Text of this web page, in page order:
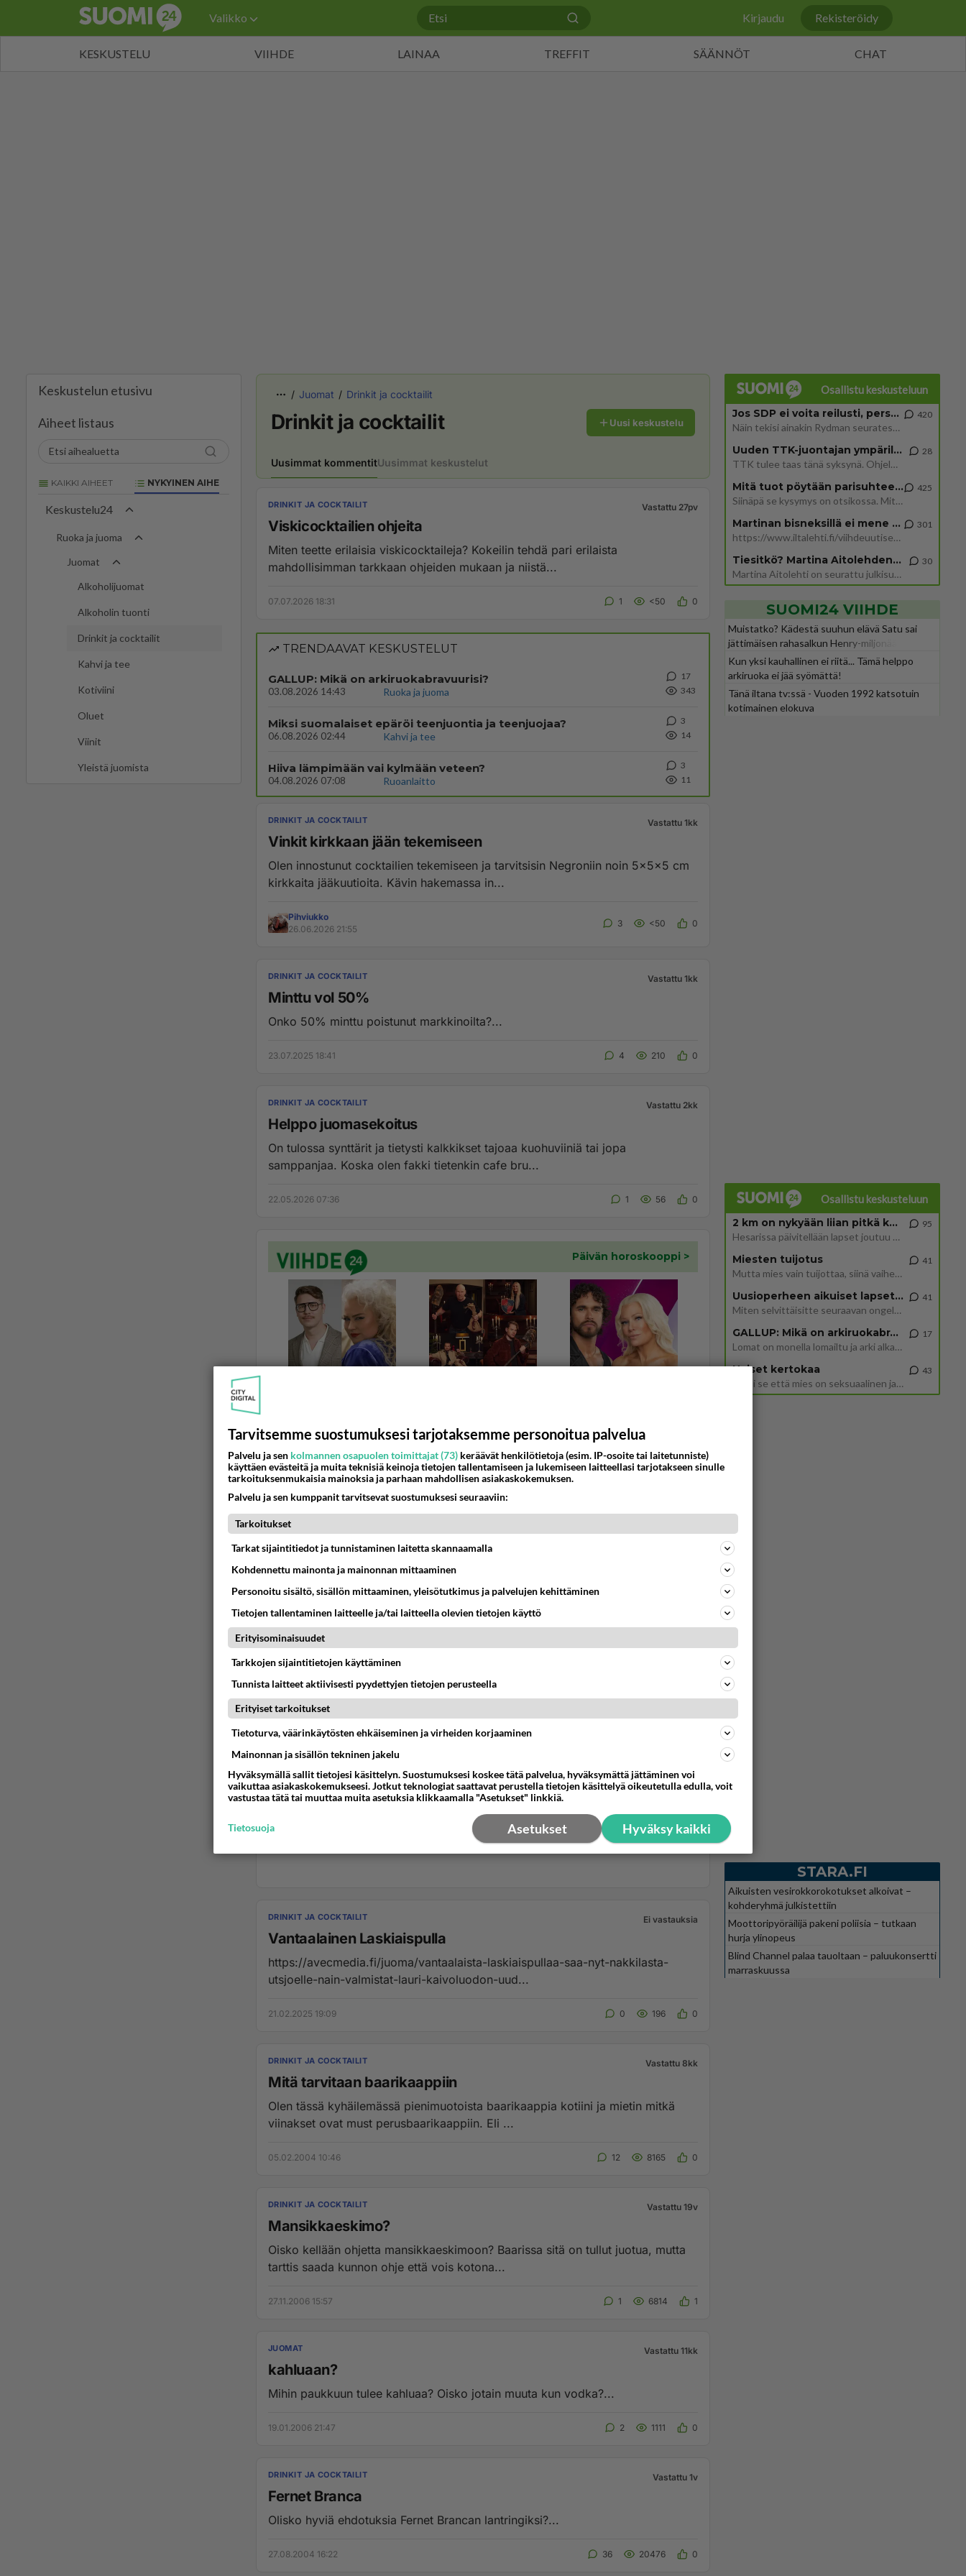
Valikko Kirjaudu Rekisteröidy
KESKUSTELU VIIHDE LAINAA TREFFIT SÄÄNNÖT CHAT
Keskustelun etusivu
Aiheet listaus
KAIKKI AIHEET NYKYINEN AIHE
Keskustelu24
Ruoka ja juoma
Juomat
Alkoholijuomat
Alkoholin tuonti
Drinkit ja cocktailit
Kahvi ja tee
Kotiviini
Oluet
Viinit
Yleistä juomista
Juomat Drinkit ja cocktailit
Drinkit ja cocktailit Uusi keskustelu
Uusimmat kommentitUusimmat keskustelut
DRINKIT JA COCKTAILIT Vastattu 27pv
Viskicocktailien ohjeita
Miten teette erilaisia viskicocktaileja? Kokeilin tehdä pari erilaista
mahdollisimman tarkkaan ohjeiden mukaan ja niistä...
07.07.2026 18:31 1 <50 0
TRENDAAVAT KESKUSTELUT
GALLUP: Mikä on arkiruokabravuurisi?
03.08.2026 14:43 Ruoka ja juoma
17
343
Miksi suomalaiset epäröi teenjuontia ja teenjuojaa?
06.08.2026 02:44 Kahvi ja tee
3
14
Hiiva lämpimään vai kylmään veteen?
04.08.2026 07:08 Ruoanlaitto
3
11
DRINKIT JA COCKTAILIT Vastattu 1kk
Vinkit kirkkaan jään tekemiseen
Olen innostunut cocktailien tekemiseen ja tarvitsisin Negroniin noin 5x5x5 cm
kirkkaita jääkuutioita. Kävin hakemassa in...
Pihviukko
26.06.2026 21:55
3 <50 0
DRINKIT JA COCKTAILIT Vastattu 1kk
Minttu vol 50%
Onko 50% minttu poistunut markkinoilta?...
23.07.2025 18:41 4 210 0
DRINKIT JA COCKTAILIT Vastattu 2kk
Helppo juomasekoitus
On tulossa synttärit ja tietysti kalkkikset tajoaa kuohuviiniä tai jopa
samppanjaa. Koska olen fakki tietenkin cafe bru...
22.05.2026 07:36 1 56 0
DRINKIT JA COCKTAILIT Vastattu 2kk
Puertoricolainen jouludrinkki coquito
jouludrinkkiin coquitoon eli "pikku k...
01.11.2024 19:29
DRINKIT JA COCKTAILIT Ei vastauksia
Vantaalainen Laskiaispulla
https://avecmedia.fi/juoma/vantaalaista-laskiaispullaa-saa-nyt-nakkilasta-
utsjoelle-nain-valmistat-lauri-kaivoluodon-uud...
21.02.2025 19:09 0 196 0
DRINKIT JA COCKTAILIT Vastattu 8kk
Mitä tarvitaan baarikaappiin
Olen tässä kyhäilemässä pienimuotoista baarikaappia kotiini ja mietin mitkä
viinakset ovat must perusbaarikaappiin. Eli ...
05.02.2004 10:46 12 8165 0
DRINKIT JA COCKTAILIT Vastattu 19v
Mansikkaeskimo?
Oisko kellään ohjetta mansikkaeskimoon? Baarissa sitä on tullut juotua, mutta
tarttis saada kunnon ohje että vois kotona...
27.11.2006 15:57 1 6814 1
JUOMAT Vastattu 11kk
kahluaan?
Mihin paukkuun tulee kahluaa? Oisko jotain muuta kun vodka?...
19.01.2006 21:47 2 1111 0
DRINKIT JA COCKTAILIT Vastattu 1v
Fernet Branca
Olisko hyviä ehdotuksia Fernet Brancan lantringiksi?...
27.08.2004 16:22 36 20476 0
Osallistu keskusteluun
Jos SDP ei voita reilusti, persut kumoavat demokratian Suomesta
Näin tekisi ainakin Rydman seuratessaan idolinsa Trumpin mallia https://www.is.fi/politiikka/art-2000012187244.html
420
Uuden TTK-juontajan ympärillä epätietoisuus sakenee - Nyt MTV hämmentää soppaa
TTK tulee taas tänä syksynä. Ohjelman uudet tähtioppilaat julkistetaan torstaina 6. elokuuta klo 14 alkavassa lehdistö
28
Mitä tuot pöytään parisuhteessa?
Siinäpä se kysymys on otsikossa. Mitäpä siis tuot/toisit pöytään parisuhteessa? Oletko mies vai nainen? Koetko sen mitä
425
Martinan bisneksillä ei mene hyvin
https://www.iltalehti.fi/viihdeuutiset/a/c46da6ab-340f-4790-aaa7-0865eed2336 Yrityksen konkurssihakemus on tullut kärä
301
Tiesitkö? Martina Aitolehden isäpuoli on tämä suosittu laulaja
Martina Aitolehti on seurattu julkisuuden henkilö. Lähipiiriin mahtuu muitakin tunnettuja henkilöitä. Tiesitkö, että Ma
30
SUOMI24 VIIHDE
Muistatko? Kädestä suuhun elävä Satu sai
jättimäisen rahasalkun Henry-miljonääriltä
Kun yksi kauhallinen ei riitä... Tämä helppo
arkiruoka ei jää syömättä!
Tänä iltana tv:ssä - Vuoden 1992 katsotuin
kotimainen elokuva
Osallistu keskusteluun
2 km on nykyään liian pitkä koulumatka
Hesarissa päivitellään lapset joutuu nyt kulkemaan 2 km kouluun jösses. Ruostefillarilla tuo matka menee vaikka miten äk
95
Miesten tuijotus
Mutta mies vain tuijottaa, siinä vaiheessa käännän itse pään pois. Mikä juttu? Yleensä jos joku tuijottaa tai katsoo, hä
41
Uusioperheen aikuiset lapset tyhjentää jääkaapin käydessään
Miten selvittäisitte seuraavan ongelman, meillä on uusioperhe, minulla teini-ikäiset lapset ja puolisolla aikuiset, jotk
41
GALLUP: Mikä on arkiruokabravuurisi?
Lomat on monella lomailtu ja arki alkaa. Se voi tarkoittaa myös sitä, että grillailut on grillattu ja palataan arjen ruo
17
Naiset kertokaa
Miksi se että mies on seksuaalinen ja haluaa seksiä ja te olette hänen mielestänne haluttava on vastenmielistä? Mikä sii
43
STARA.FI
Aikuisten vesirokkorokotukset alkoivat –
kohderyhmä julkistettiin
Moottoripyöräilijä pakeni poliisia – tutkaan
hurja ylinopeus
Blind Channel palaa tauoltaan – paluukonsertti
marraskuussa
Tarvitsemme suostumuksesi tarjotaksemme personoitua palvelua
Palvelu ja sen kolmannen osapuolen toimittajat (73) keräävät henkilötietoja (esim. IP-osoite tai laitetunniste)
käyttäen evästeitä ja muita teknisiä keinoja tietojen tallentamiseen ja lukemiseen laitteellasi tarjotakseen sinulle
tarkoituksenmukaisia mainoksia ja parhaan mahdollisen asiakaskokemuksen.
Palvelu ja sen kumppanit tarvitsevat suostumuksesi seuraaviin:
Tarkoitukset
Tarkat sijaintitiedot ja tunnistaminen laitetta skannaamalla
Kohdennettu mainonta ja mainonnan mittaaminen
Personoitu sisältö, sisällön mittaaminen, yleisötutkimus ja palvelujen kehittäminen
Tietojen tallentaminen laitteelle ja/tai laitteella olevien tietojen käyttö
Erityisominaisuudet
Tarkkojen sijaintitietojen käyttäminen
Tunnista laitteet aktiivisesti pyydettyjen tietojen perusteella
Erityiset tarkoitukset
Tietoturva, väärinkäytösten ehkäiseminen ja virheiden korjaaminen
Mainonnan ja sisällön tekninen jakelu
Hyväksymällä sallit tietojesi käsittelyn. Suostumuksesi koskee tätä palvelua, hyväksymättä jättäminen voi
vaikuttaa asiakaskokemukseesi. Jotkut teknologiat saattavat perustella tietojen käsittelyä oikeutetulla edulla, voit
vastustaa tätä tai muuttaa muita asetuksia klikkaamalla "Asetukset" linkkiä.
Hyväksy kaikki
Asetukset
Tietosuoja